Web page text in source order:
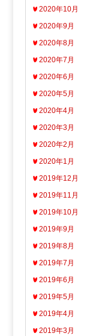
2020年10月
2020年9月
2020年8月
2020年7月
2020年6月
2020年5月
2020年4月
2020年3月
2020年2月
2020年1月
2019年12月
2019年11月
2019年10月
2019年9月
2019年8月
2019年7月
2019年6月
2019年5月
2019年4月
2019年3月